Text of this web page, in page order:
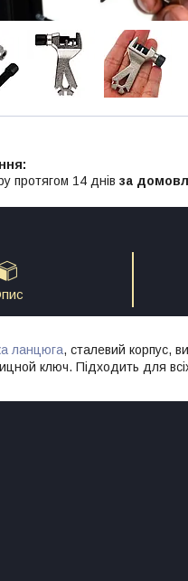
протягом 14 днів за
ланцюга, сталевий корпус,
ключ. Підходить для